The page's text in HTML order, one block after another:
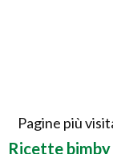
Pagine più
Ricette